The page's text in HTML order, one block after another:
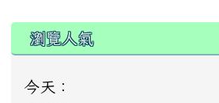
瀏覽人氣
今天：